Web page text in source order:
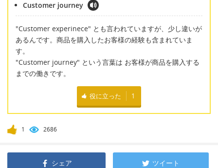
Customer journey
"Customer experinece" とも言われていますが、少し違いが
あるんです。商品を購入したお客様の経験も含まれていま
す。
"Customer journey" という言葉は お客様が商品を購入する
までの働きです。
役に立った 1
1 2686
シェア ツイート